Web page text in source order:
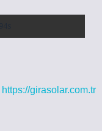
https://girasolar.com.tr